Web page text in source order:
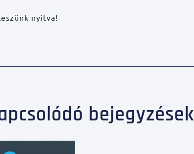
nyitva!
bejegyzések